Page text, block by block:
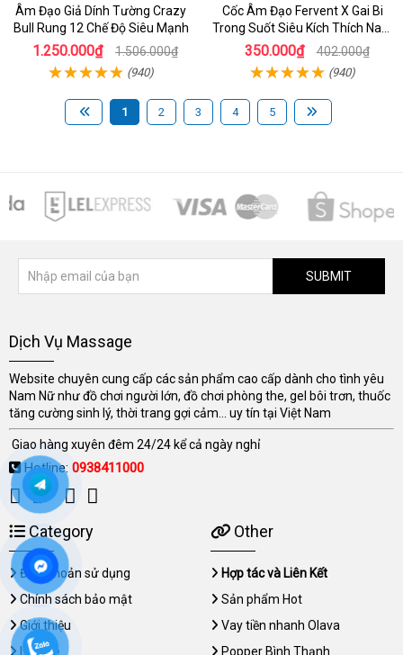
Âm Đạo Giả Dính Tường Crazy
Bull Rung 12 Chế Độ Siêu Mạnh
1.250.000₫ 1.506.000₫
(940)
Cốc Âm Đạo Fervent X Gai Bi
Trong Suốt Siêu Kích Thích Nam
Giới
350.000₫ 402.000₫
(940)
1 2 3 4 5
SUBMIT
Dịch Vụ Massage
Website chuyên cung cấp các sản phẩm cao cấp dành cho tình yêu
Nam Nữ như đồ chơi người lớn, đồ chơi phòng the, gel bôi trơn, thuốc
tăng cường sinh lý, thời trang gợi cảm... uy tín tại Việt Nam
Giao hàng xuyên đêm 24/24 kể cả ngày nghỉ
Hotline: 0938411000
Category
Điều khoản sử dụng
Chính sách bảo mật
Giới thiệu
Liên hệ
Other
Hợp tác và Liên Kết
Sản phẩm Hot
Vay tiền nhanh Olava
Popper Bình Thạnh